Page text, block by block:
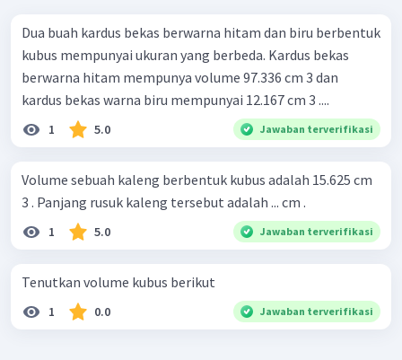
Dua buah kardus bekas berwarna hitam dan biru berbentuk
kubus mempunyai ukuran yang berbeda. Kardus bekas
berwarna hitam mempunya volume 97.336 cm 3 dan
kardus bekas warna biru mempunyai 12.167 cm 3 ....
1 5.0 Jawaban terverifikasi
Volume sebuah kaleng berbentuk kubus adalah 15.625 cm
3 . Panjang rusuk kaleng tersebut adalah ... cm .
1 5.0 Jawaban terverifikasi
Tenutkan volume kubus berikut
1 0.0 Jawaban terverifikasi